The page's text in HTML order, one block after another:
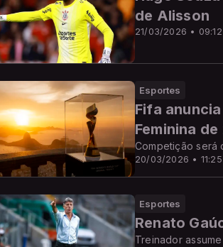
21/03/2026 • 09:12
de Alisson
Esportes
20/03/2026 • 11:25
Fifa
Feminina de
Competição será
Esportes
Renato
Treinador